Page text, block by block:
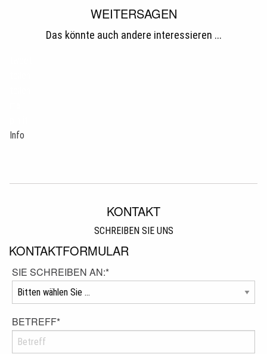
WEITERSAGEN
Das könnte auch andere interessieren ...
Info
KONTAKT
SCHREIBEN SIE UNS
KONTAKTFORMULAR
SIE SCHREIBEN AN:*
BETREFF*